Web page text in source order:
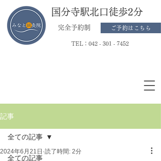
国分寺駅北口徒歩2分
完全予約制 ご予約はこちら
TEL： 042 - 301 - 7452
記事
全ての記事
全ての記事
2024年6月21日 読了時間: 2分